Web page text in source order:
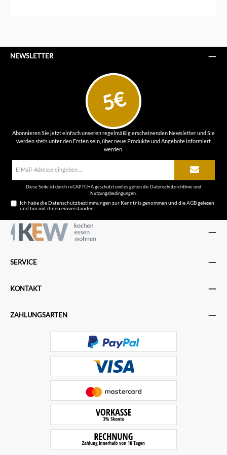
NEWSLETTER
5€
Abonnieren Sie jetzt einfach unseren regelmäßig erscheinenden Newsletter und Sie
werden stets unter den Ersten sein, über neue Produkte und Angebote informiert
werden.
Diese Seite ist durch reCAPTCHA geschützt und es gelten die Datenschutzrichtlinieund
Nutzungsbedingungen.
Ich habe dieDatenschutzbestimmungen zur Kenntnis genommen und dieAGBgelesen
und bin mit ihnen einverstanden.
SERVICE
KONTAKT
ZAHLUNGSARTEN